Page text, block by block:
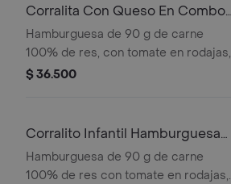
Corralita Con Queso En Combo
Turbo
Hamburguesa de 90 g de carne
100% de res, con tomate en rodajas,
queso, cebolla en rodajas, lechuga,
$ 36.500
Corralito Infantil Hamburguesa
Turbo
Hamburguesa de 90 g de carne
100% de res con tomate en rodajas,